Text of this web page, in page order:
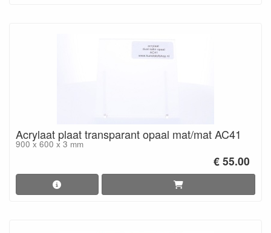
Acrylaat plaat transparant opaal mat/mat AC41
900 x 600 x 3 mm
€ 55.00